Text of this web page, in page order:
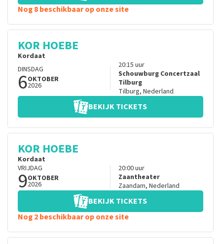
Nog 8 beschikbaar op onze site
KOR HOEBE
Kordaat
DINSDAG
6OKTOBER
2026
20:15 uur
Schouwburg Concertzaal
Tilburg
Tilburg, Nederland
BEKIJK TICKETS
KOR HOEBE
Kordaat
VRIJDAG
9OKTOBER
2026
20:00uur
Zaantheater
Zaandam, Nederland
BEKIJK TICKETS
Nog 2 beschikbaar op onze site